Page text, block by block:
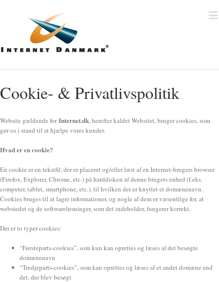
Cookie- & Privatlivspolitik
Website gældende forInternet.dk, herefter kaldet Websitet, bruger cookies, som
gør os i stand til at hjælpe vores kunder.
Hvad er en cookie?
En cookie er en tekstfil, der er placeret og/eller læst af en Internet-brugers browser
(Firefox, Explorer, Chrome, etc.) på harddisken af denne brugers enhed (f.eks.
computer, tablet, smartphone, etc.), til hvilken der er knyttet et domænenavn.
Cookies bruges til at lagre informationer, og nogle af dem er væsentlige for, at
webstedet og de softwareløsninger, som det indeholder, fungerer korrekt.
Der er to typer cookies:
“Førsteparts-cookies”, som kun kan oprettes og læses af det besøgte
domænenavn
“Tredjeparts-cookies”, som kan oprettes og læses af et andet domæne end
det, der blev besøgt